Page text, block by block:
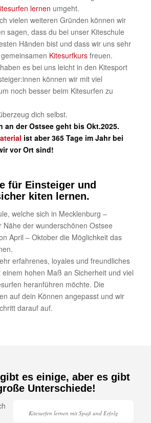
lernen umgeht.
vielen weiteren Gründen können wir
sagen, dass du bei unser Kiteschule
Händen bist und dass wir uns sehr
Kitesurfkursfreuen.
es bei uns leicht in den Kitesport
können wir mit viel
noch besser beim Kitesurfen zu
dich selbst.
an der Ostsee geht bis Okt.2025.
ist aber 365 Tage im Jahr bei
vor Ort sind!
für Einsteiger und
kiten lernen.
welche sich in Mecklenburg –
Nähe der wunderschönen Ostsee
April – Oktober die Möglichkeit das
erfahrenes, loyales und freundliches
hohen Maß an Sicherheit und viel
heranführen möchte. Die
auf dein Können angepasst und wir
darauf auf.
es einige, aber es gibt
Unterschiede!
Kitesurfen lernen mit Spaß und Erfolg